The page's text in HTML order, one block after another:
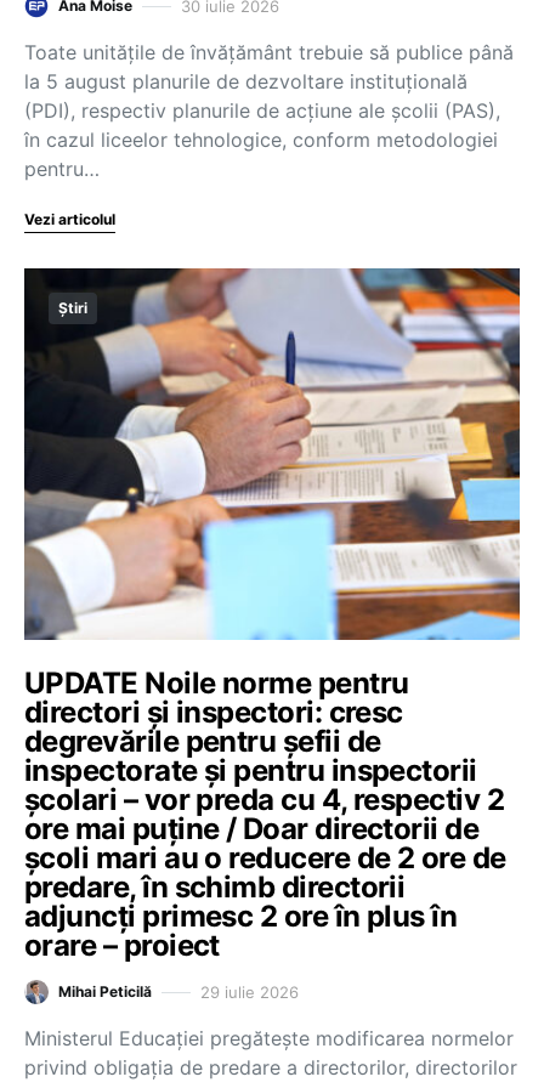
Ana Moise 30 iulie 2026
Toate unitățile de învățământ trebuie să publice până
la 5 august planurile de dezvoltare instituțională
(PDI), respectiv planurile de acțiune ale școlii (PAS),
în cazul liceelor tehnologice, conform metodologiei
pentru…
Vezi articolul
Știri
UPDATE Noile norme pentru
directori și inspectori: cresc
degrevările pentru șefii de
inspectorate și pentru inspectorii
școlari – vor preda cu 4, respectiv 2
ore mai puține / Doar directorii de
școli mari au o reducere de 2 ore de
predare, în schimb directorii
adjuncți primesc 2 ore în plus în
orare – proiect
Mihai Peticilă 29 iulie 2026
Ministerul Educației pregătește modificarea normelor
privind obligația de predare a directorilor, directorilor